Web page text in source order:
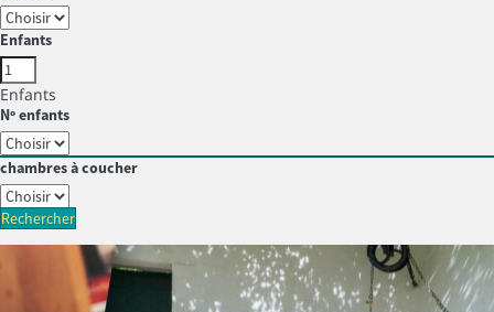
Enfants
Enfants
Nº enfants
chambres à coucher
Rechercher